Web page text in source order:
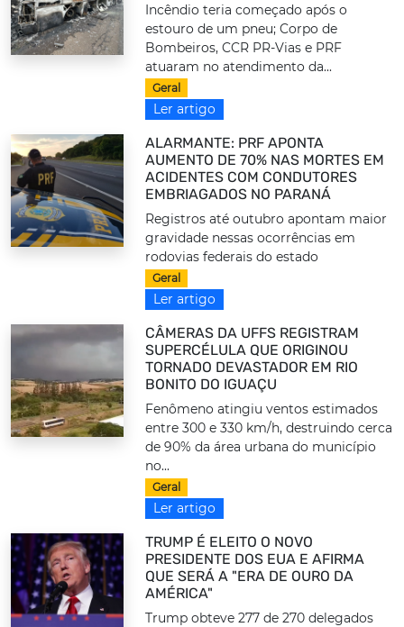
Incêndio teria começado após o
estouro de um pneu; Corpo de
Bombeiros, CCR PR-Vias e PRF
atuaram no atendimento da...
Geral
Ler artigo
ALARMANTE: PRF APONTA
AUMENTO DE 70% NAS MORTES EM
ACIDENTES COM CONDUTORES
EMBRIAGADOS NO PARANÁ
Registros até outubro apontam maior
gravidade nessas ocorrências em
rodovias federais do estado
Geral
Ler artigo
CÂMERAS DA UFFS REGISTRAM
SUPERCÉLULA QUE ORIGINOU
TORNADO DEVASTADOR EM RIO
BONITO DO IGUAÇU
Fenômeno atingiu ventos estimados
entre 300 e 330 km/h, destruindo cerca
de 90% da área urbana do município
no...
Geral
Ler artigo
TRUMP É ELEITO O NOVO
PRESIDENTE DOS EUA E AFIRMA
QUE SERÁ A "ERA DE OURO DA
AMÉRICA"
Trump obteve 277 de 270 delegados